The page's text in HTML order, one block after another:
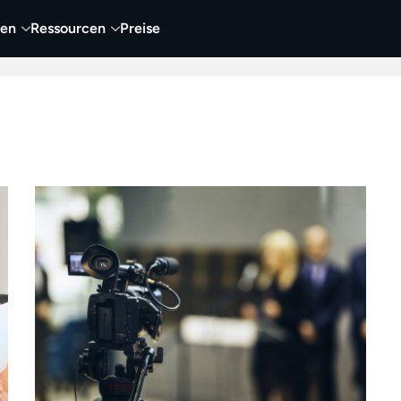
Ressourcen Preise
Video Visueller Content